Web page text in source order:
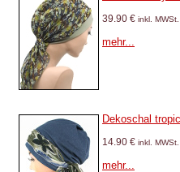
39.90 € inkl.
mehr...
Dekoschal
14.90 € inkl.
mehr...